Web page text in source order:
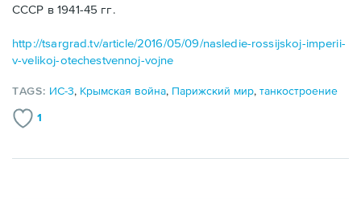
СССР в 1941-45 гг.
http://tsargrad.tv/article/2016/05/09/nasledie-rossijskoj-imperii-
v-velikoj-otechestvennoj-vojne
TAGS: ИС-3, Крымская война, Парижский мир,танкостроение
1